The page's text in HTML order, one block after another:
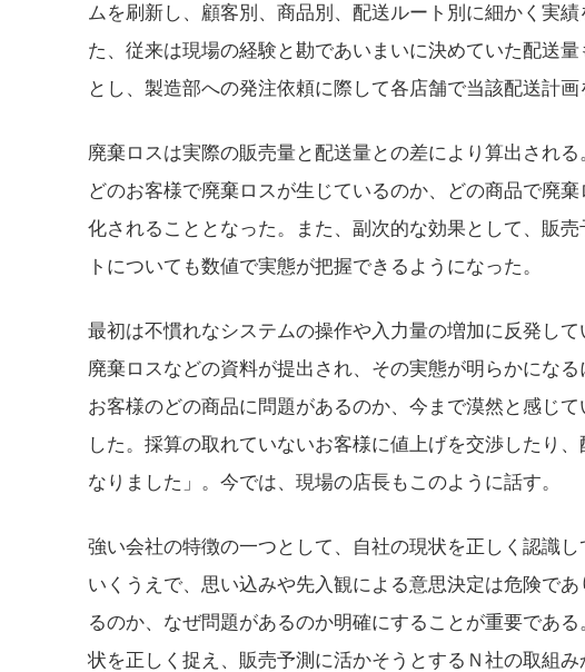
ムを刷新し、顧客別、商品別、配送ルート別に細かく実
た、従来は現場の経験と勘であいまいに決めていた配送
とし、製造部への発注依頼に際して各店舗で当該配送計画
廃棄ロスは実際の販売量と配送量との差により算出され
どのお客様で廃棄ロスが生じているのか、どの商品で廃
化されることとなった。また、副次的な効果として、販
トについても数値で実態が把握できるようになった。
最初は不慣れなシステムの操作や入力量の増加に反発し
廃棄ロスなどの資料が提出され、その実態が明らかにな
お客様のどの商品に問題があるのか、今まで漠然と感じ
した。採算の取れていないお客様に値上げを交渉したり
なりました」。今では、現場の店長もこのように話す。
強い会社の特徴の一つとして、自社の現状を正しく認識
いくうえで、思い込みや先入観による意思決定は危険で
るのか、なぜ問題があるのか明確にすることが重要であ
状を正しく捉え、販売予測に活かそうとするＮ社の取組